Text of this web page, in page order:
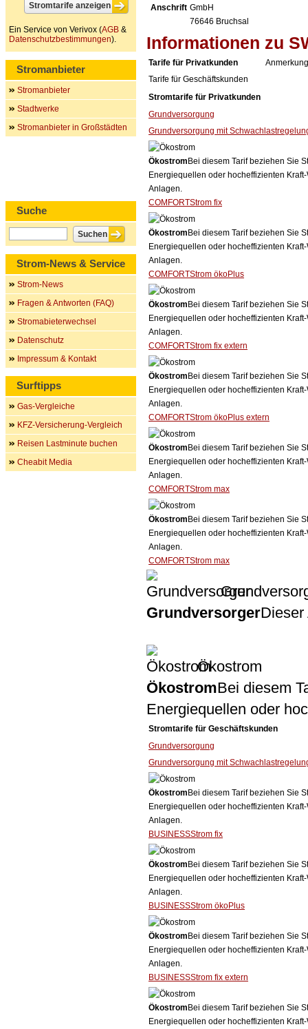
Anschrift GmbH
76646 Bruchsal
Informationen zu
Tarife für Privatkunden
Tarife für Geschäftskunden
Stromtarife für Privatkunden
Grundversorgung
Grundversorgung mit
Ökostrom Bei diesem Tarif beziehen Sie
Energiequellen oder hocheffizienten
Anlagen.
COMFORTStrom fix
Ökostrom Bei diesem Tarif beziehen Sie
Energiequellen oder hocheffizienten
Anlagen.
COMFORTStrom ökoPlus
Ökostrom Bei diesem Tarif beziehen Sie
Energiequellen oder hocheffizienten
Anlagen.
COMFORTStrom fix extern
Ökostrom Bei diesem Tarif beziehen Sie
Energiequellen oder hocheffizienten
Anlagen.
COMFORTStrom ökoPlus extern
Ökostrom Bei diesem Tarif beziehen Sie
Energiequellen oder hocheffizienten
Anlagen.
COMFORTStrom max
Ökostrom Bei diesem Tarif beziehen Sie
Energiequellen oder hocheffizienten
Anlagen.
COMFORTStrom max
GrundversorgerDieser
Ökostrom
ÖkostromBei diesem
Energiequellen oder
Stromtarife für Geschäftskunden
Grundversorgung
Grundversorgung mit
Ökostrom Bei diesem Tarif beziehen Sie
Energiequellen oder hocheffizienten
Anlagen.
BUSINESSStrom fix
Ökostrom Bei diesem Tarif beziehen Sie
Energiequellen oder hocheffizienten
Anlagen.
BUSINESSStrom ökoPlus
Ökostrom Bei diesem Tarif beziehen Sie
Energiequellen oder hocheffizienten
Anlagen.
BUSINESSStrom fix extern
Ökostrom Bei diesem Tarif beziehen Sie
Energiequellen oder hocheffizienten
Ein Service von Verivox (AGB &
Datenschutzbestimmungen).
Stromanbieter
Stromanbieter
Stadtwerke
Stromanbieter in Großstädten
Suche
Strom-News & Service
Strom-News
Fragen & Antworten (FAQ)
Stromabieterwechsel
Datenschutz
Impressum & Kontakt
Surftipps
Gas-Vergleiche
KFZ-Versicherung-Vergleich
Reisen Lastminute buchen
Cheabit Media